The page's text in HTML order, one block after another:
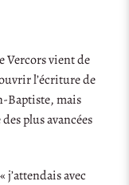
Vercors vient de
l’écriture de
Baptiste, mais
plus avancées
j’attendais avec